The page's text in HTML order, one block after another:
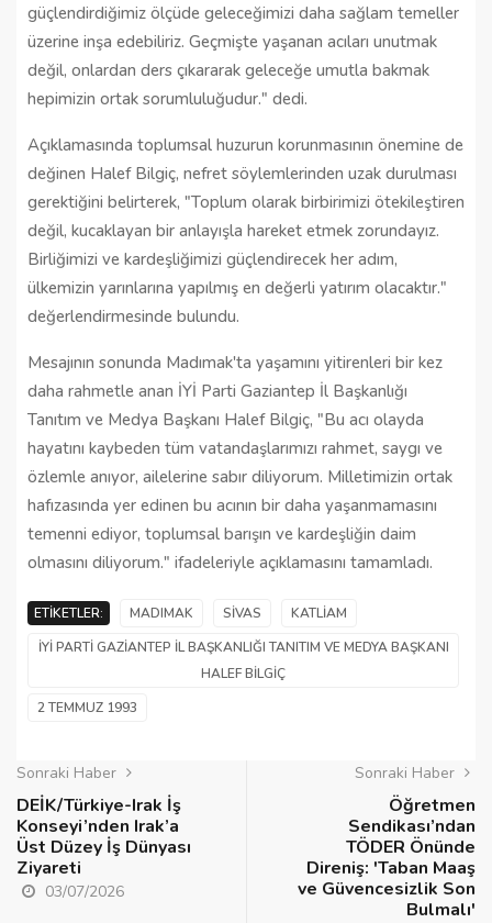
güçlendirdiğimiz ölçüde geleceğimizi daha sağlam temeller
üzerine inşa edebiliriz. Geçmişte yaşanan acıları unutmak
değil, onlardan ders çıkararak geleceğe umutla bakmak
hepimizin ortak sorumluluğudur." dedi.
Açıklamasında toplumsal huzurun korunmasının önemine de
değinen Halef Bilgiç, nefret söylemlerinden uzak durulması
gerektiğini belirterek, "Toplum olarak birbirimizi ötekileştiren
değil, kucaklayan bir anlayışla hareket etmek zorundayız.
Birliğimizi ve kardeşliğimizi güçlendirecek her adım,
ülkemizin yarınlarına yapılmış en değerli yatırım olacaktır."
değerlendirmesinde bulundu.
Mesajının sonunda Madımak'ta yaşamını yitirenleri bir kez
daha rahmetle anan İYİ Parti Gaziantep İl Başkanlığı
Tanıtım ve Medya Başkanı Halef Bilgiç, "Bu acı olayda
hayatını kaybeden tüm vatandaşlarımızı rahmet, saygı ve
özlemle anıyor, ailelerine sabır diliyorum. Milletimizin ortak
hafızasında yer edinen bu acının bir daha yaşanmamasını
temenni ediyor, toplumsal barışın ve kardeşliğin daim
olmasını diliyorum." ifadeleriyle açıklamasını tamamladı.
ETIKETLER: MADIMAK SIVAS
KATLIAM
İYİ PARTI GAZIANTEP İL BAŞKANLIĞI TANITIM VE MEDYA BAŞKANI
HALEF BILGIÇ
2 TEMMUZ 1993
Sonraki Haber
DEİK/Türkiye-Irak İş
Konseyi’nden Irak’a
Üst Düzey İş Dünyası
Ziyareti
03/07/2026
Sonraki Haber
Öğretmen
Sendikası’ndan
TÖDER Önünde
Direniş: 'Taban Maaş
ve Güvencesizlik Son
Bulmalı'